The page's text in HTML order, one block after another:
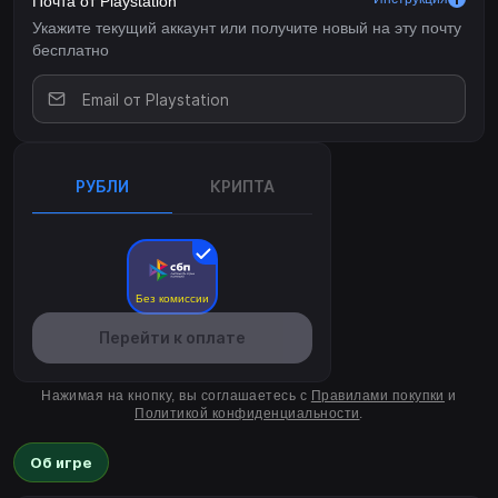
Укажите текущий аккаунт или получите новый на эту почту
бесплатно
РУБЛИ КРИПТА
Без комиссии
Перейти к оплате
Нажимая на кнопку, вы соглашаетесь с Правилами покупки и
Политикой конфиденциальности.
Об игре